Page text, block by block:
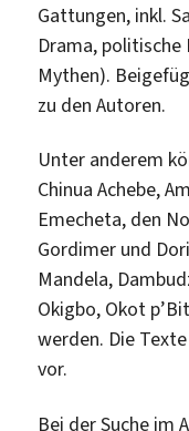
Gattungen, inkl.
Drama, politische
Mythen).
zu den Autoren.
Unter anderem
Chinua Achebe,
Emecheta, den
Gordimer und
Mandela,
Okigbo, Okot
werden. Die
vor.
Bei der Suche im